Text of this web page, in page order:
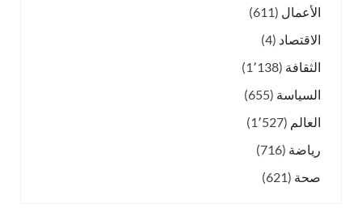
الأعمال (611)
الاقتصاد (4)
الثقافة (1٬138)
السياسة (655)
العالم (1٬527)
رياضة (716)
صحة (621)